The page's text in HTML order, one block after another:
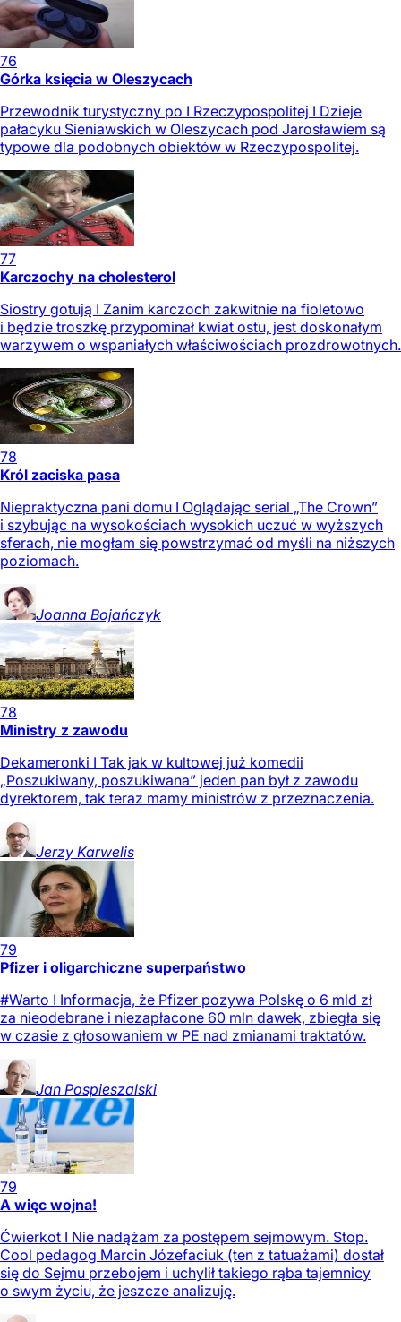
76
Górka księcia w Oleszycach
Przewodnik turystyczny po I Rzeczypospolitej I Dzieje
pałacyku Sieniawskich w Oleszycach pod Jarosławiem są
typowe dla podobnych obiektów w Rzeczypospolitej.
77
Karczochy na cholesterol
Siostry gotują I Zanim karczoch zakwitnie na fioletowo
i będzie troszkę przypominał kwiat ostu, jest doskonałym
warzywem o wspaniałych właściwościach prozdrowotnych.
78
Król zaciska pasa
Niepraktyczna pani domu I Oglądając serial „The Crown”
i szybując na wysokościach wysokich uczuć w wyższych
sferach, nie mogłam się powstrzymać od myśli na niższych
poziomach.
Joanna Bojańczyk
78
Ministry z zawodu
Dekameronki I Tak jak w kultowej już komedii
„Poszukiwany, poszukiwana” jeden pan był z zawodu
dyrektorem, tak teraz mamy ministrów z przeznaczenia.
Jerzy Karwelis
79
Pfizer i oligarchiczne superpaństwo
#Warto I Informacja, że Pfizer pozywa Polskę o 6 mld zł
za nieodebrane i niezapłacone 60 mln dawek, zbiegła się
w czasie z głosowaniem w PE nad zmianami traktatów.
Jan Pospieszalski
79
A więc wojna!
Ćwierkot I Nie nadążam za postępem sejmowym. Stop.
Cool pedagog Marcin Józefaciuk (ten z tatuażami) dostał
się do Sejmu przebojem i uchylił takiego rąba tajemnicy
o swym życiu, że jeszcze analizuję.